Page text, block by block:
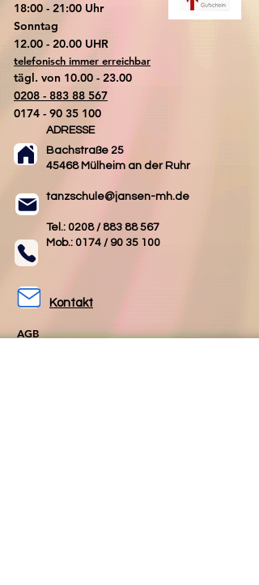
18:00 - 21:00 Uhr
​Sonntag
​12.00 - 20.00 UHR
telefonisch immer erreichbar
tägl. von 10.00 - 23.00
0208 - 883 88 567
0174 - 90 35 100
ADRESSE
Bachstraße 25
45468 Mülheim an der Ruhr
tanzschule@jansen-mh.de
Tel.: 0208 / 883 88 567
Mob.: 0174 / 90 35 100
Kontakt
AGB